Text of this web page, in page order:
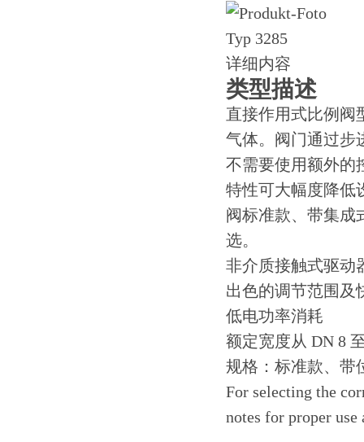
详细内容
类型描述
直接作用式比例阀
气体。阀门通过步
不需要使用额外的
特性可大幅度降低
阀标准款、带集成
选。
非介质接触式驱动
出色的调节范围及
低电功率消耗
额定宽度从 DN 8
规格：标准款、带
For selecting the
notes for proper use